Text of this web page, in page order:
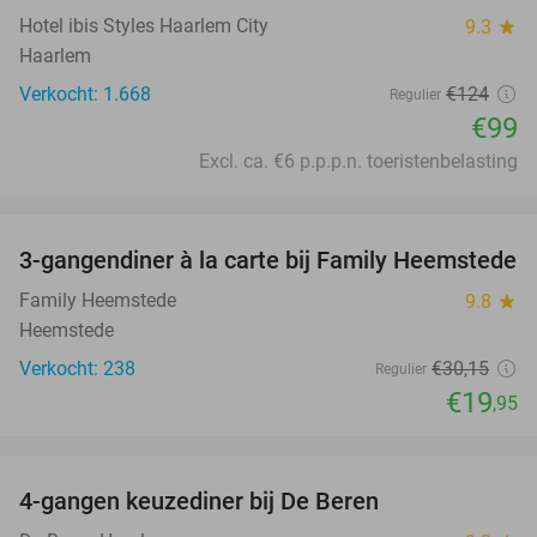
Hotel ibis Styles Haarlem City 9.3 star
Haarlem
Verkocht: 1.668
Regulier €124
€99
Excl. ca. €6 p.p.p.n. toeristenbelasting
34%
3-gangendiner à la carte bij Family Heemstede
Family Heemstede 9.8 star
Heemstede
Verkocht: 238
Regulier €30,15
€19,95
4-gangen keuzediner bij De Beren